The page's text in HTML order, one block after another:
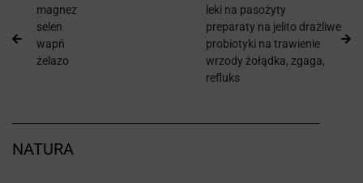
magnez
selen
wapń
żelazo
leki na pasożyty
preparaty na jelito drażliwe
probiotyki na trawienie
wrzody żołądka, zgaga,
refluks
NATURA